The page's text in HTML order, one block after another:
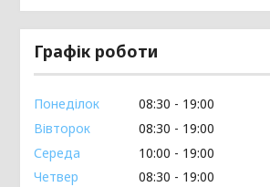
Графік роботи
Понеділок 08:30
19:00
Вівторок
08:30
19:00
Середа
10:00
19:00
Четвер
08:30
19:00